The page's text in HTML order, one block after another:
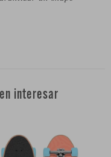
interesar